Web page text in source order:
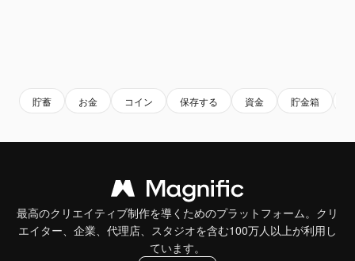
貯蓄 お金 コイン 保存する 資金 貯金箱
最高のクリエイティブ制作を導くためのプラットフォーム。クリ
エイター、企業、代理店、スタジオを含む100万人以上が利用し
ています。